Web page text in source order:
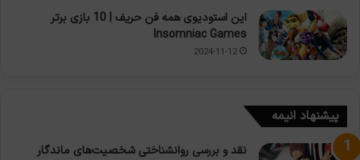
این استودیوی همه فن حریف | 10 بازی برتر
Insomniac Games
2024-11-12
پیشنهاد انیمه
نقد و بررسی روانشناختی شخصیت‌های ماندگار